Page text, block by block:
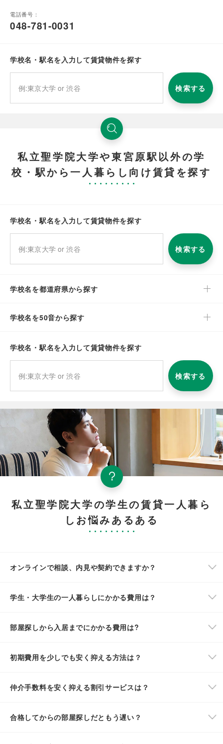
電話番号：
048-781-0031
学校名・駅名を入力して賃貸物件を探す
検索する
私立聖学院大学や東宮原駅以外の学
校・駅から一人暮らし向け賃貸を探す
学校名・駅名を入力して賃貸物件を探す
検索する
学校名を都道府県から探す
学校名を50音から探す
学校名・駅名を入力して賃貸物件を探す
検索する
私立聖学院大学の学生の賃貸一人暮ら
しお悩みあるある
オンラインで相談、内見や契約できますか？
学生・大学生の一人暮らしにかかる費用は？
部屋探しから入居までにかかる費用は?
初期費用を少しでも安く抑える方法は？
仲介手数料を安く抑える割引サービスは？
合格してからの部屋探しだともう遅い？